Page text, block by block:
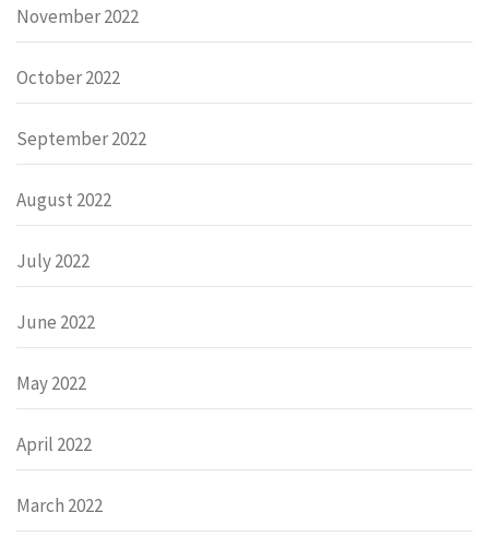
November 2022
October 2022
September 2022
August 2022
July 2022
June 2022
May 2022
April 2022
March 2022